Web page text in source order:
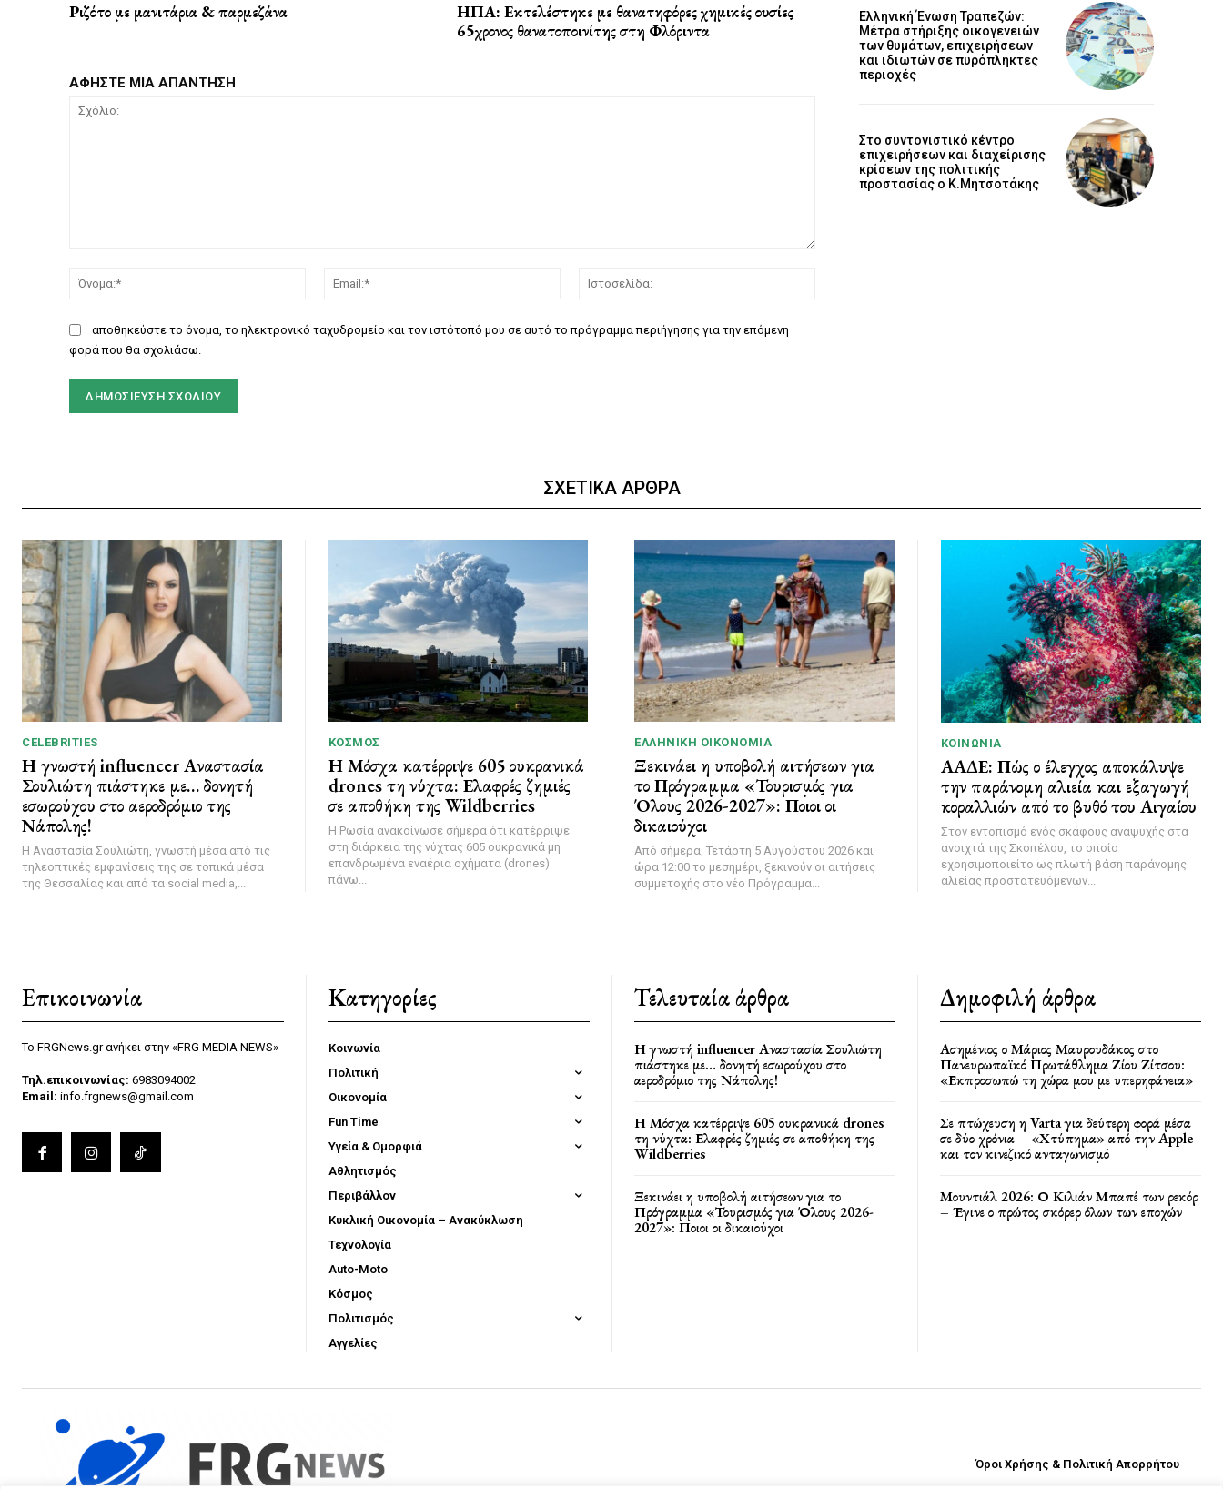
Ριζότο με μανιτάρια & παρμεζάνα
ΗΠΑ: Εκτελέστηκε με θανατηφόρες χημικές ουσίες
65χρονος θανατοποινίτης στη Φλόριντα
ΑΦΗΣΤΕ ΜΙΑ ΑΠΑΝΤΗΣΗ
Όνομα:*
Email:*
αποθηκεύστε το όνομα, το ηλεκτρονικό ταχυδρομείο και τον ιστότοπό μου σε αυτό το πρόγραμμα περιήγησης για την επόμενη
φορά που θα σχολιάσω.
Ελληνική Ένωση Τραπεζών:
Μέτρα στήριξης οικογενειών
των θυμάτων, επιχειρήσεων
και ιδιωτών σε πυρόπληκτες
περιοχές
Στο συντονιστικό κέντρο
επιχειρήσεων και διαχείρισης
κρίσεων της πολιτικής
προστασίας ο Κ.Μητσοτάκης
ΣΧΕΤΙΚΑ ΑΡΘΡΑ
CELEBRITIES
Η γνωστή influencer Αναστασία
Σουλιώτη πιάστηκε με… δονητή
εσωρούχου στο αεροδρόμιο της
Νάπολης!
Η Αναστασία Σουλιώτη, γνωστή μέσα από τις
τηλεοπτικές εμφανίσεις της σε τοπικά μέσα
της Θεσσαλίας και από τα social media,...
ΚΌΣΜΟΣ
Η Μόσχα κατέρριψε 605 ουκρανικά
drones τη νύχτα: Ελαφρές ζημιές
σε αποθήκη της Wildberries
Η Ρωσία ανακοίνωσε σήμερα ότι κατέρριψε
στη διάρκεια της νύχτας 605 ουκρανικά μη
επανδρωμένα εναέρια οχήματα (drones)
πάνω...
ΕΛΛΗΝΙΚΉ ΟΙΚΟΝΟΜΊΑ
Ξεκινάει η υποβολή αιτήσεων για
το Πρόγραμμα «Τουρισμός για
Όλους 2026-2027»: Ποιοι οι
δικαιούχοι
Από σήμερα, Τετάρτη 5 Αυγούστου 2026 και
ώρα 12:00 το μεσημέρι, ξεκινούν οι αιτήσεις
συμμετοχής στο νέο Πρόγραμμα...
ΚΟΙΝΩΝΊΑ
ΑΑΔΕ: Πώς ο έλεγχος αποκάλυψε
την παράνομη αλιεία και εξαγωγή
κοραλλιών από το βυθό του Αιγαίου
Στον εντοπισμό ενός σκάφους αναψυχής στα
ανοιχτά της Σκοπέλου, το οποίο
εχρησιμοποιείτο ως πλωτή βάση παράνομης
αλιείας προστατευόμενων...
Επικοινωνία
Το FRGNews.gr ανήκει στην «FRG MEDIA NEWS»
Τηλ.επικοινωνίας: 6983094002
Email: info.frgnews@gmail.com
Κατηγορίες
Κοινωνία
Πολιτική
Οικονομία
Fun Time
Υγεία & Ομορφιά
Αθλητισμός
Περιβάλλον
Κυκλική Οικονομία – Ανακύκλωση
Τεχνολογία
Auto-Moto
Κόσμος
Πολιτισμός
Αγγελίες
Τελευταία άρθρα
Η γνωστή influencer Αναστασία Σουλιώτη
πιάστηκε με… δονητή εσωρούχου στο
αεροδρόμιο της Νάπολης!
Η Μόσχα κατέρριψε 605 ουκρανικά drones
τη νύχτα: Ελαφρές ζημιές σε αποθήκη της
Wildberries
Ξεκινάει η υποβολή αιτήσεων για το
Πρόγραμμα «Τουρισμός για Όλους 2026-
2027»: Ποιοι οι δικαιούχοι
Δημοφιλή άρθρα
Ασημένιος ο Μάριος Μαυρουδάκος στο
Πανευρωπαϊκό Πρωτάθλημα Ζίου Ζίτσου:
«Εκπροσωπώ τη χώρα μου με υπερηφάνεια»
Σε πτώχευση η Varta για δεύτερη φορά μέσα
σε δύο χρόνια – «Χτύπημα» από την Apple
και τον κινεζικό ανταγωνισμό
Μουντιάλ 2026: Ο Κιλιάν Μπαπέ των ρεκόρ
– Έγινε ο πρώτος σκόρερ όλων των εποχών
Όροι Χρήσης & Πολιτική Απορρήτου